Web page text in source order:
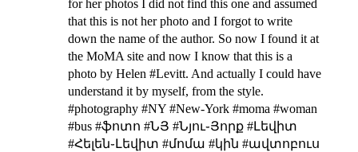
for her photos I did not find this one and assumed
that this is not her photo and I forgot to write
down the name of the author. So now I found it at
the MoMA siteand now I know that this is a
photo by Helen #Levitt. And actually I could have
understand it by myself, from the style.
#photography #NY #New-York #moma #woman
#bus #ֆոտո #ՆՅ #Նյու֊Յորք #Լեվիտ
#Հելեն֊Լեվիտ #մոմա #կին #ավտոբուս